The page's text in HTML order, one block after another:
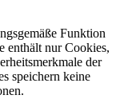
Funktion
enthält nur Cookies,
der
speichern keine